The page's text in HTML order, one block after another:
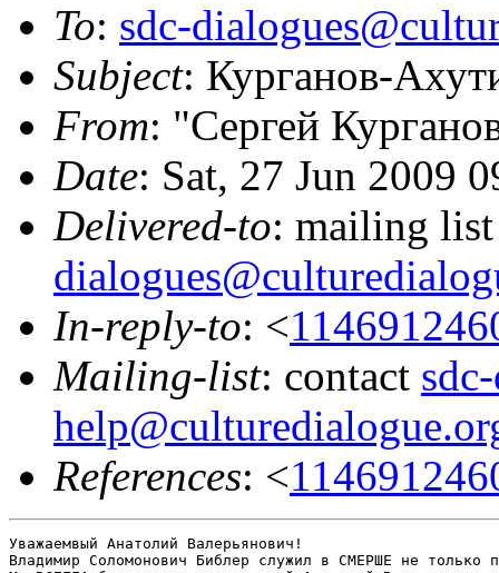
To: sdc-
Subject: Курганов-
From: "Сергей
Date: Sat, 27 Jun 2009
Delivered-to: mailing
In-reply-to: <
Mailing-list: contact
References: <
Уважаемвый Анатолий Валерьянович!
Владимир Соломонович Библер служил в СМЕРШЕ не